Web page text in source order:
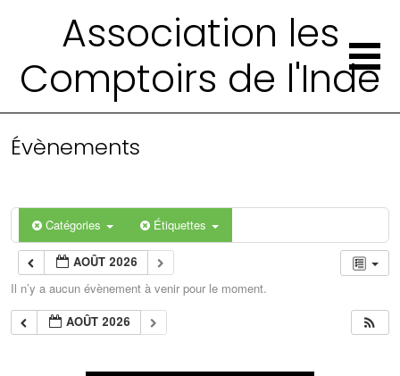
Association les
Comptoirs de l'Inde
Évènements
Catégories Étiquettes
AOÛT 2026
Il n’y a aucun évènement à venir pour le moment.
AOÛT 2026